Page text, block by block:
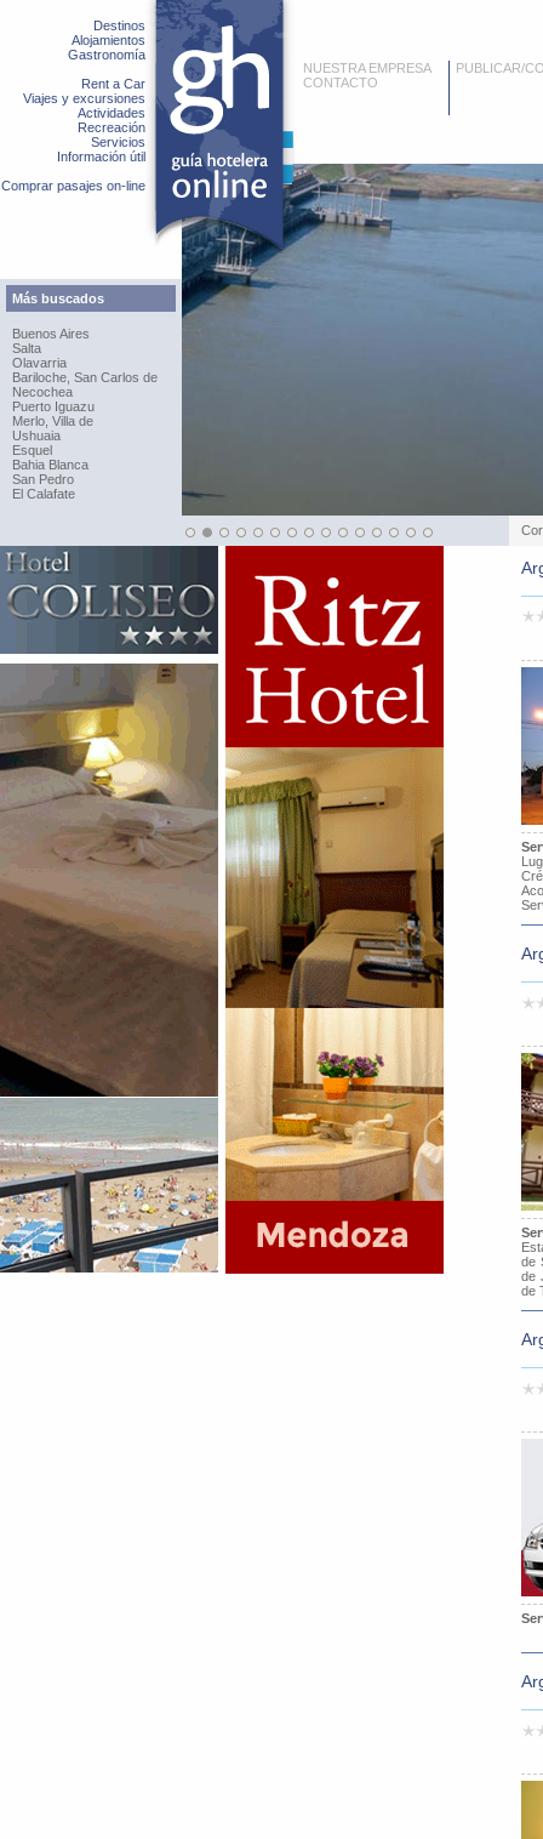
Destinos
Alojamientos
Gastronomía
Rent a Car
Viajes y excursiones
Actividades
Recreación
Servicios
Información útil
Comprar pasajes on-line
Más buscados
Buenos Aires
Salta
Olavarria
Bariloche, San Carlos de
Necochea
Puerto Iguazu
Merlo, Villa de
Ushuaia
Esquel
Bahia Blanca
San Pedro
El Calafate
NUESTRA EMPRESA
CONTACTO
PUBLICAR/
de
de
de